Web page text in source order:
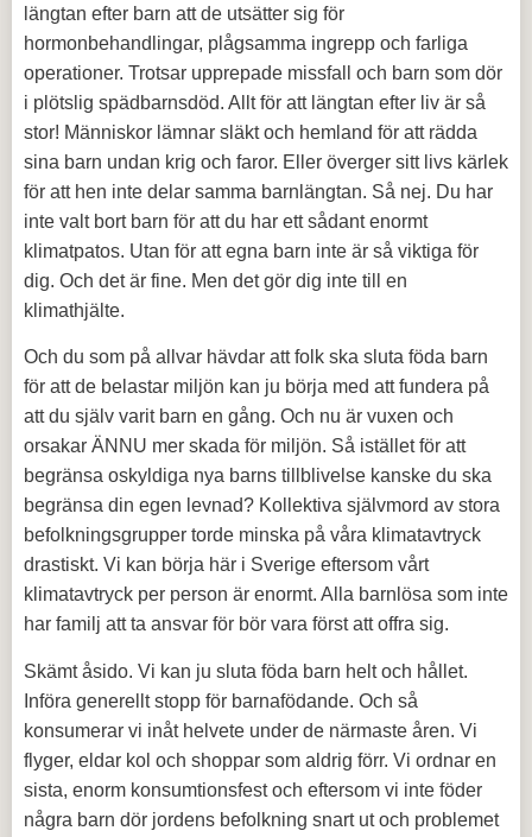
längtan efter barn att de utsätter sig för
hormonbehandlingar, plågsamma ingrepp och farliga
operationer. Trotsar upprepade missfall och barn som dör
i plötslig spädbarnsdöd. Allt för att längtan efter liv är så
stor! Människor lämnar släkt och hemland för att rädda
sina barn undan krig och faror. Eller överger sitt livs kärlek
för att hen inte delar samma barnlängtan. Så nej. Du har
inte valt bort barn för att du har ett sådant enormt
klimatpatos. Utan för att egna barn inte är så viktiga för
dig. Och det är fine. Men det gör dig inte till en
klimathjälte.
Och du som på allvar hävdar att folk ska sluta föda barn
för att de belastar miljön kan ju börja med att fundera på
att du själv varit barn en gång. Och nu är vuxen och
orsakar ÄNNU mer skada för miljön. Så istället för att
begränsa oskyldiga nya barns tillblivelse kanske du ska
begränsa din egen levnad? Kollektiva självmord av stora
befolkningsgrupper torde minska på våra klimatavtryck
drastiskt. Vi kan börja här i Sverige eftersom vårt
klimatavtryck per person är enormt. Alla barnlösa som inte
har familj att ta ansvar för bör vara först att offra sig.
Skämt åsido. Vi kan ju sluta föda barn helt och hållet.
Införa generellt stopp för barnafödande. Och så
konsumerar vi inåt helvete under de närmaste åren. Vi
flyger, eldar kol och shoppar som aldrig förr. Vi ordnar en
sista, enorm konsumtionsfest och eftersom vi inte föder
några barn dör jordens befolkning snart ut och problemet